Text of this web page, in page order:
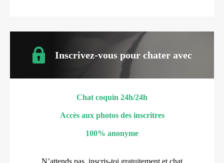
Inscrivez-vous pour chater avec
Chat coquin 24h/24h
Accès aux photos des inscritres
100% anonyme
N’attends pas, inscris-toi gratuitement et chat